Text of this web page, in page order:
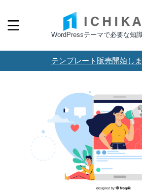
WordPressテーマで必要な知
テンプレート販売開始し